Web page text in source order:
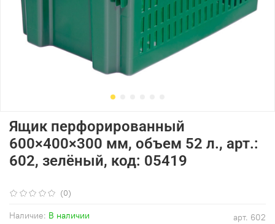
(0)
арт. 602
Наличие: В наличии
Ящик перфорированный
600×400×300 мм, объем 52 л., арт.:
602, зелёный, код: 05419